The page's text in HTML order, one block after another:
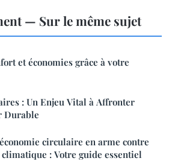
— Sur le même sujet
et économies grâce à votre
: Un Enjeu Vital à Affronter
Durable
circulaire en arme contre
: Votre guide essentiel